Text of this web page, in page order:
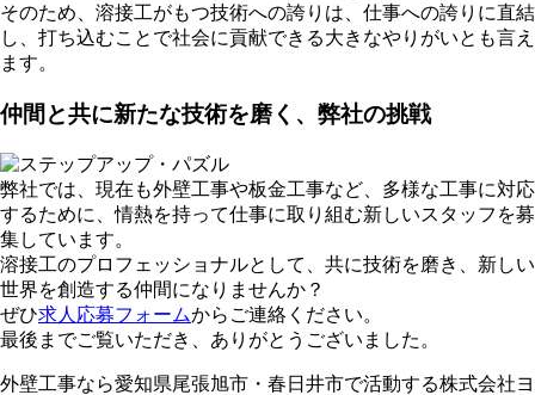
そのため、溶接工がもつ技術への誇りは、仕事への誇りに直結
し、打ち込むことで社会に貢献できる大きなやりがいとも言え
ます。
仲間と共に新たな技術を磨く、弊社の挑戦
弊社では、現在も外壁工事や板金工事など、多様な工事に対応
するために、情熱を持って仕事に取り組む新しいスタッフを募
集しています。
溶接工のプロフェッショナルとして、共に技術を磨き、新しい
世界を創造する仲間になりませんか？
ぜひ求人応募フォームからご連絡ください。
最後までご覧いただき、ありがとうございました。
外壁工事なら愛知県尾張旭市・春日井市で活動する株式会社ヨ